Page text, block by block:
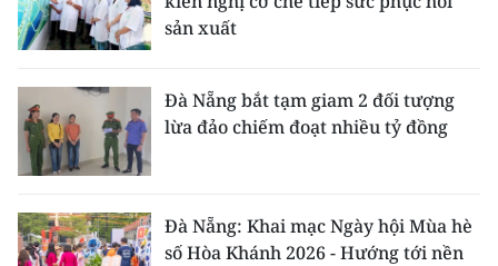
sản xuất
Đà Nẵng bắt tạm giam 2 đối tượng
lừa đảo chiếm đoạt nhiều tỷ đồng
Đà Nẵng: Khai mạc Ngày hội Mùa hè
số Hòa Khánh 2026 - Hướng tới nền